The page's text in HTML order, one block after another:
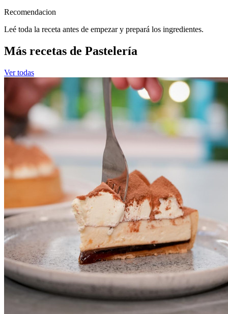
Recomendacion
Leé toda la receta antes de empezar y prepará los ingredientes.
Más recetas de Pastelería
Ver todas